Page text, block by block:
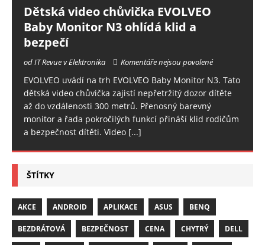
Dětská video chůvička EVOLVEO
Baby Monitor N3 ohlídá klid a
bezpečí
od IT Revue v Elektronika Komentáře nejsou povolené
EVOLVEO uvádí na trh EVOLVEO Baby Monitor N3. Tato
dětská video chůvička zajistí nepřetržitý dozor dítěte
až do vzdálenosti 300 metrů. Přenosný barevný
monitor a řada pokročilých funkcí přináší klid rodičům
a bezpečnost dítěti. Video [...]
ŠTÍTKY
AKCE ANDROID APLIKACE ASUS BENQ
BEZDRÁTOVÁ BEZPEČNOST CENA CHYTRÝ DELL